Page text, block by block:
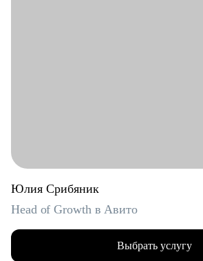
Юлия Срибяник
Head of Growth в Авито
Выбрать услугу